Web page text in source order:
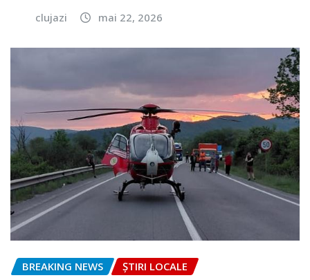
clujazi mai 22, 2026
BREAKING NEWS ȘTIRI LOCALE